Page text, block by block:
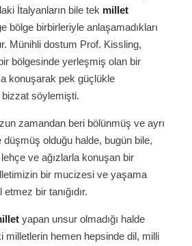
İtalyanların bile tek millet
bölge birbirleriyle anlaşamadıkları
Münihli dostum Prof. Kissling,
bölgesinde yerleşmiş olan bir
konuşarak pek güçlükle
söylemişti.
zamandan beri bölünmüş ve ayrı
olduğu halde, bugün bile,
lehçe ve ağızlarla konuşan bir
bir mucizesi ve yaşama
bir tanığıdır.
yapan unsur olmadığı halde
milletlerin hemen hepsinde dil, milli